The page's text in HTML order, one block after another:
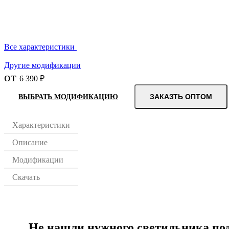
Все характеристики
Другие модификации
от 6 390 ₽
ВЫБРАТЬ МОДИФИКАЦИЮ ЗАКАЗТЬ ОПТОМ
Характеристики
Описание
Модификации
Скачать